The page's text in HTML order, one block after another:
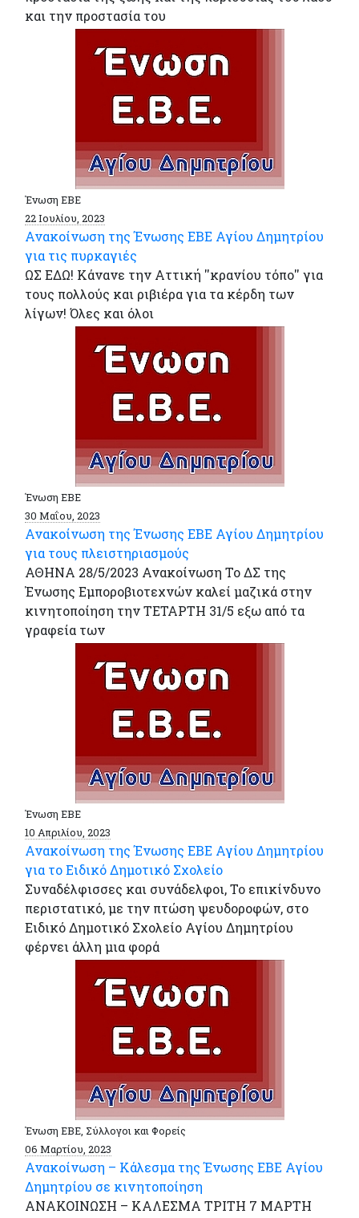
και την προστασία του
Ένωση ΕΒΕ
22 Ιουλίου, 2023
Ανακοίνωση της Ένωσης ΕΒΕ Αγίου Δημητρίου
για τις πυρκαγιές
ΩΣ ΕΔΩ! Κάνανε την Αττική ''κρανίου τόπο'' για
τους πολλούς και ριβιέρα για τα κέρδη των
λίγων! Όλες και όλοι
Ένωση ΕΒΕ
30 Μαΐου, 2023
Ανακοίνωση της Ένωσης ΕΒΕ Αγίου Δημητρίου
για τους πλειστηριασμούς
ΑΘΗΝΑ 28/5/2023 Ανακοίνωση Το ΔΣ της
Ένωσης Εμποροβιοτεχνών καλεί μαζικά στην
κινητοποίηση την ΤΕΤΑΡΤΗ 31/5 εξω από τα
γραφεία των
Ένωση ΕΒΕ
10 Απριλίου, 2023
Ανακοίνωση της Ένωσης ΕΒΕ Αγίου Δημητρίου
για το Ειδικό Δημοτικό Σχολείο
Συναδέλφισσες και συνάδελφοι, Το επικίνδυνο
περιστατικό, με την πτώση ψευδοροφών, στο
Ειδικό Δημοτικό Σχολείο Αγίου Δημητρίου
φέρνει άλλη μια φορά
Ένωση ΕΒΕ, Σύλλογοι και Φορείς
06 Μαρτίου, 2023
Ανακοίνωση – Κάλεσμα της Ένωσης ΕΒΕ Αγίου
Δημητρίου σε κινητοποίηση
ΑΝΑΚΟΙΝΩΣΗ – ΚΑΛΕΣΜΑ ΤΡΙΤΗ 7 ΜΑΡΤΗ